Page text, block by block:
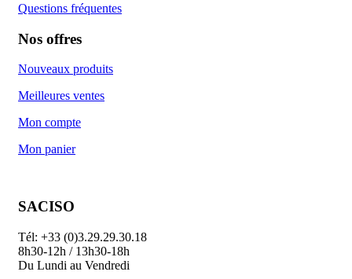
Questions fréquentes
Nos offres
Nouveaux produits
Meilleures ventes
Mon compte
Mon panier
SACISO
Tél: +33 (0)3.29.29.30.18
8h30-12h / 13h30-18h
Du Lundi au Vendredi